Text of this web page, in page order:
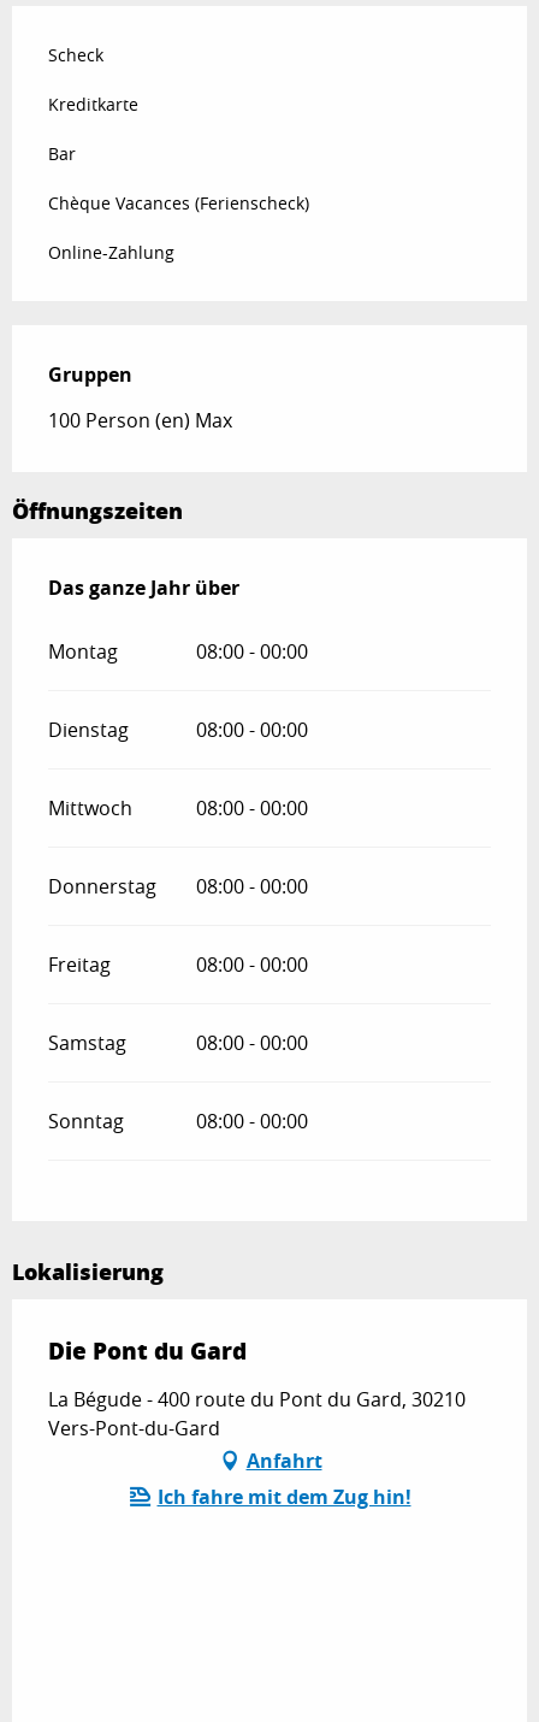
Scheck
Kreditkarte
Bar
Chèque Vacances (Ferienscheck)
Online-Zahlung
Gruppen
Gruppen
100 Person (en) Max
Öffnungszeiten
Das ganze Jahr über
Das ganze Jahr über
Montag 08:00 - 00:00
Dienstag 08:00 - 00:00
Mittwoch 08:00 - 00:00
Donnerstag 08:00 - 00:00
Freitag 08:00 - 00:00
Samstag 08:00 - 00:00
Sonntag 08:00 - 00:00
Lokalisierung
Die Pont du Gard
La Bégude - 400 route du Pont du Gard, 30210
Vers-Pont-du-Gard
Anfahrt
Ich fahre mit dem Zug hin!